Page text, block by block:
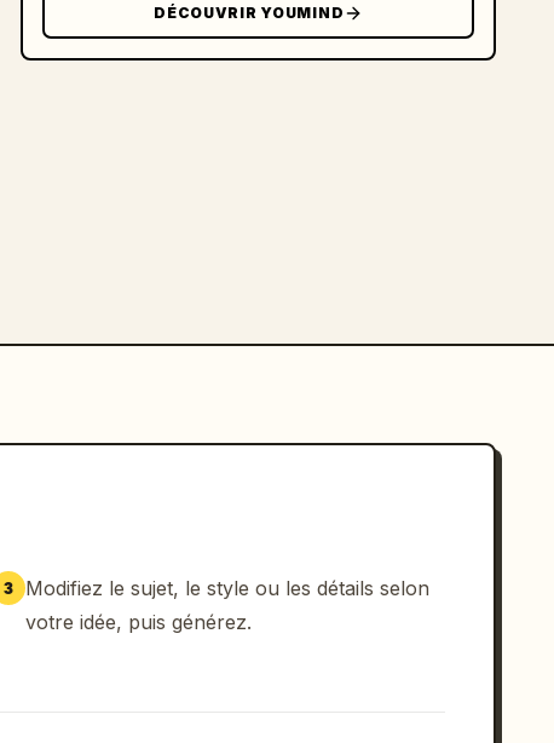
DÉCOUVRIR YOUMIND
3
Modifiez le sujet, le style ou les détails selon
votre idée, puis générez.